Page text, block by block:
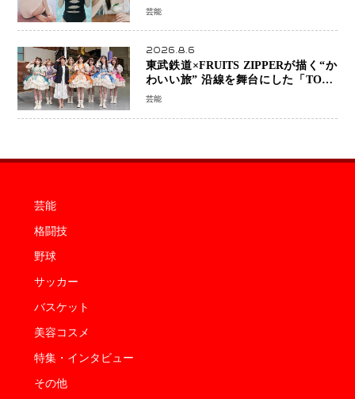
ッションを記録した話題の美貌を凝縮
芸能
2026.8.6
東武鉄道×FRUITS ZIPPERが描く“か
わいい旅” 沿線を舞台にした「TOBU
KAWAII PROJECT」が開幕
芸能
芸能
格闘技
野球
サッカー
バスケット
美容コスメ
特集・インタビュー
その他